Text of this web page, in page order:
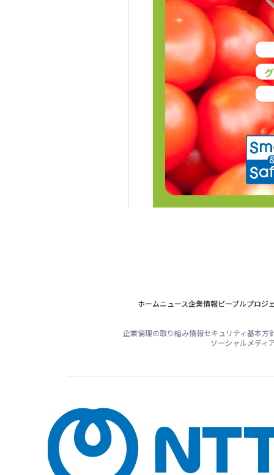
ホームニュース企業情報ピープルプロジ
企業倫理の取り組み情報セキュリティ基本方
ソーシャルメディ